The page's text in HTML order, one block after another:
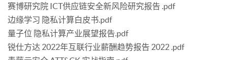
赛博研究院 ICT供应链安全新风险研究报告 .pdf
边缘学习 隐私计算白皮书.pdf
量子位 隐私计算产业展望报告.pdf
锐仕方达 2022年互联行业薪酬趋势报告 2022 .pdf